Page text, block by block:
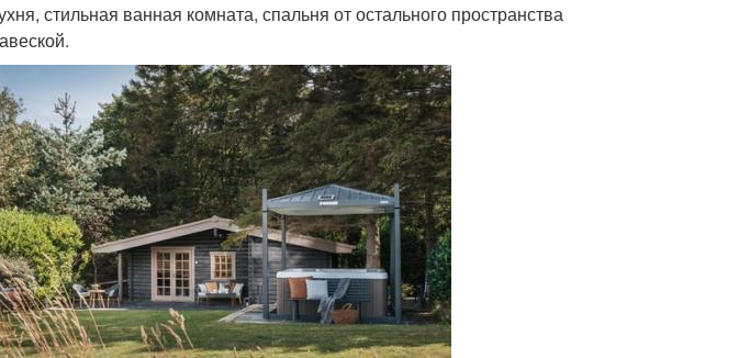
стильная ванная комната, спальня от остального пространства